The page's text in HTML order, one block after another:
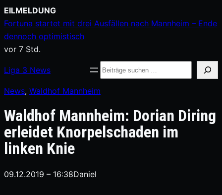
Zum
Inhalt
springen
EILMELDUNG
Fortuna startet mit drei Ausfällen nach Mannheim – Ende
dennoch optimistisch
vor 7 Std.
Liga 3 News Suche
News, Waldhof Mannheim
Waldhof Mannheim: Dorian Diring
erleidet Knorpelschaden im
linken Knie
09.12.2019 – 16:38Daniel